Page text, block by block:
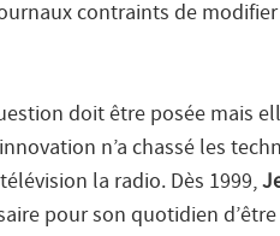
contraints de
doit être posée mais
n’a chassé les
la radio. Dès 1999,
pour son quotidien d’être